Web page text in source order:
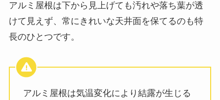
アルミ屋根は下から見上げても汚れや落ち葉が透
けて見えず、常にきれいな天井面を保てるのも特
長のひとつです。
アルミ屋根は気温変化により結露が生じる